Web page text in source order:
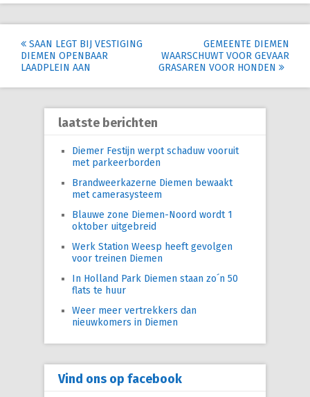
Post
navigation
SAAN LEGT BIJ VESTIGING
DIEMEN OPENBAAR
LAADPLEIN AAN
GEMEENTE DIEMEN
WAARSCHUWT VOOR GEVAAR
GRASAREN VOOR HONDEN
laatste berichten
Diemer Festijn werpt schaduw vooruit
met parkeerborden
Brandweerkazerne Diemen bewaakt
met camerasysteem
Blauwe zone Diemen-Noord wordt 1
oktober uitgebreid
Werk Station Weesp heeft gevolgen
voor treinen Diemen
In Holland Park Diemen staan zo´n 50
flats te huur
Weer meer vertrekkers dan
nieuwkomers in Diemen
Vind ons op facebook